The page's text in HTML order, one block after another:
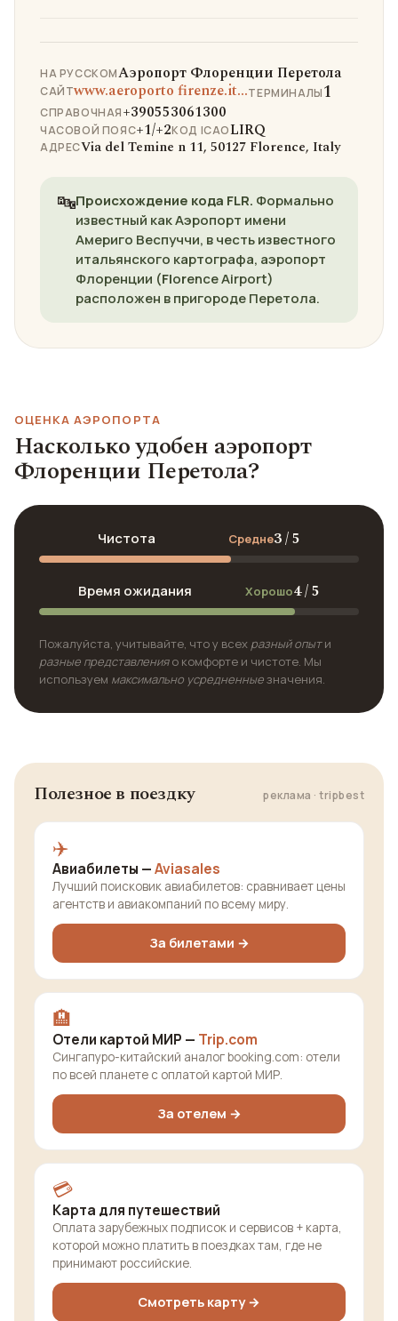
НА РУССКОМАэропорт Флоренции Перетола
САЙТwww.aeroporto firenze.it...ТЕРМИНАЛЫ1
СПРАВОЧНАЯ+390553061300
ЧАСОВОЙ ПОЯС+1/+2КОД ICAOLIRQ
АДРЕСVia del Temine n 11, 50127 Florence, Italy
🔤Происхождение кода FLR. Формально
известный как Аэропорт имени
Америго Веспуччи, в честь известного
итальянского картографа, аэропорт
Флоренции (Florence Airport)
расположен в пригороде Перетола.
ОЦЕНКА АЭРОПОРТА
Насколько удобен аэропорт
Флоренции Перетола?
Чистота Средне3 / 5
Время ожидания Хорошо4 / 5
Пожалуйста, учитывайте, что у всех разный опыти
разные представленияо комфорте и чистоте. Мы
используем максимально усредненныезначения.
Полезное в поездку реклама · tripbest
✈️
Авиабилеты —Aviasales
Лучший поисковик авиабилетов: сравнивает цены
агентств и авиакомпаний по всему миру.
За билетами →
🏨
Отели картой МИР — Trip.com
Сингапуро-китайский аналог booking.com: отели
по всей планете с оплатой картой МИР.
За отелем →
💳
Карта для путешествий
Оплата зарубежных подписок и сервисов + карта,
которой можно платить в поездках там, где не
принимают российские.
Смотреть карту →